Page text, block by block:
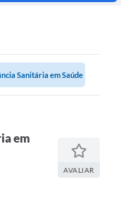
Sanitária em Saúde
em
AVALIAR